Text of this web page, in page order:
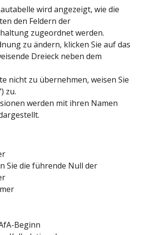
wird angezeigt, wie die
den Feldern der
zugeordnet werden.
zu ändern, klicken Sie auf das
Dreieck neben dem
nicht zu übernehmen, weisen Sie
zu.
werden mit ihren Namen
Sie die führende Null der
Beginn